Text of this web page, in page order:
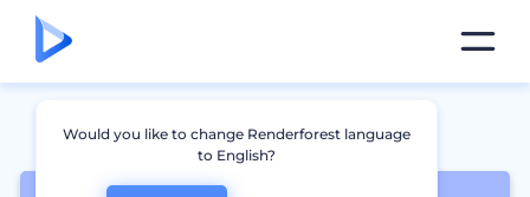
Would you like to change Renderforest language
to English?